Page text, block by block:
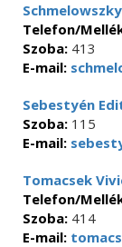
Telefon/
Szoba: 413
E-mail:
Sebestyén
Szoba: 115
E-mail:
Tomacsek
Telefon/
Szoba: 414
E-mail: